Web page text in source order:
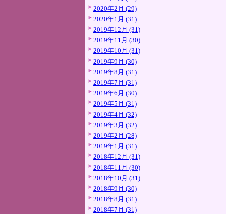
2020年2月 (29)
2020年1月 (31)
2019年12月 (31)
2019年11月 (30)
2019年10月 (31)
2019年9月 (30)
2019年8月 (31)
2019年7月 (31)
2019年6月 (30)
2019年5月 (31)
2019年4月 (32)
2019年3月 (32)
2019年2月 (28)
2019年1月 (31)
2018年12月 (31)
2018年11月 (30)
2018年10月 (31)
2018年9月 (30)
2018年8月 (31)
2018年7月 (31)